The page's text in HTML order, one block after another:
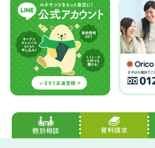
個別相談 資料請求